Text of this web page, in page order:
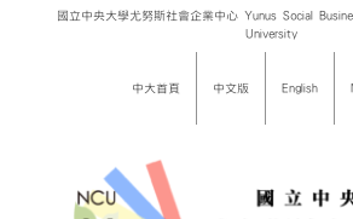
國立中央大學尤努斯社會企業中心 Yunus Social
University
中大首頁 中文版 English